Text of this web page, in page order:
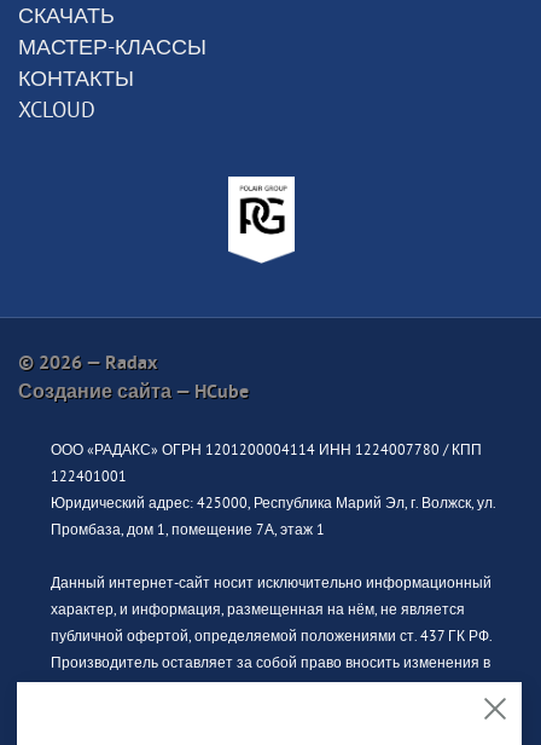
СКАЧАТЬ
МАСТЕР-КЛАССЫ
КОНТАКТЫ
XCLOUD
© 2026 — Radax
Создание сайта —HCube
ООО «РАДАКС» ОГРН 1201200004114 ИНН 1224007780 / КПП
122401001
Юридический адрес: 425000, Республика Марий Эл, г. Волжск, ул.
Промбаза, дом 1, помещение 7А, этаж 1
Данный интернет-сайт носит исключительно информационный
характер, и информация, размещенная на нём, не является
публичной офертой, определяемой положениями ст. 437 ГК РФ.
Производитель оставляет за собой право вносить изменения в
уведомления. За актуальной информацией просьба обращаться к